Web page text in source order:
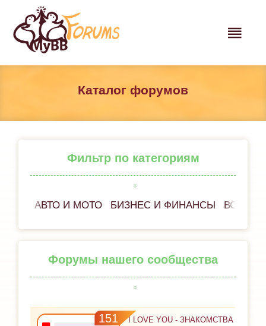
Каталог форумов
Фильтр по категориям
АВТО И МОТО БИЗНЕС И ФИНАНСЫ ВСЁ
Форумы нашего сообщества
151 I LOVE YOU - ЗНАКОМСТВА